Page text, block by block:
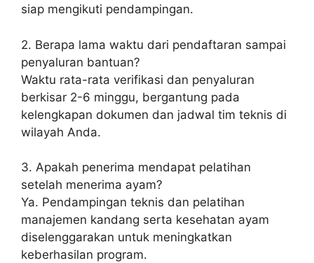
siap mengikuti pendampingan.
2. Berapa lama waktu dari pendaftaran sampai
penyaluran bantuan?
Waktu rata-rata verifikasi dan penyaluran
berkisar 2-6 minggu, bergantung pada
kelengkapan dokumen dan jadwal tim teknis di
wilayah Anda.
3. Apakah penerima mendapat pelatihan
setelah menerima ayam?
Ya. Pendampingan teknis dan pelatihan
manajemen kandang serta kesehatan ayam
diselenggarakan untuk meningkatkan
keberhasilan program.